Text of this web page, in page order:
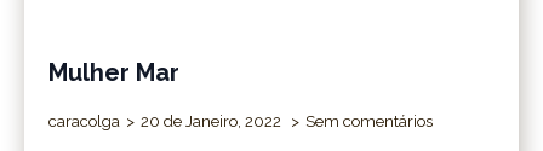
Mulher Mar
caracolga 20 de Janeiro, 2022 Sem comentários